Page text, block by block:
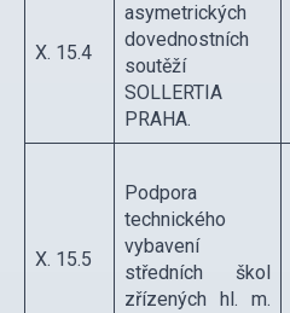
X. 15.4
asymetrických
dovednostních
soutěží
SOLLERTIA
PRAHA.
X. 15.5
Podpora
technického
vybavení
středních škol
zřízených hl. m.